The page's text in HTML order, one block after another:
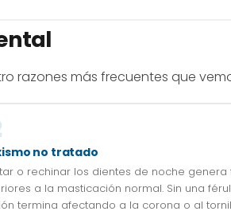
razones más frecuentes que
no tratado
o rechinar los dientes de noche genera
a la masticación normal. Sin una
termina afectando a la corona o al